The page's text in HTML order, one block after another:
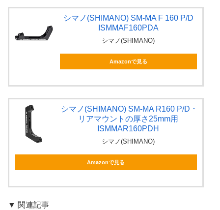
シマノ(SHIMANO) SM-MA F 160 P/D
ISMMAF160PDA
シマノ(SHIMANO)
Amazonで見る
シマノ(SHIMANO) SM-MA R160 P/D ･
リアマウントの厚さ25mm用
ISMMAR160PDH
シマノ(SHIMANO)
Amazonで見る
▼ 関連記事